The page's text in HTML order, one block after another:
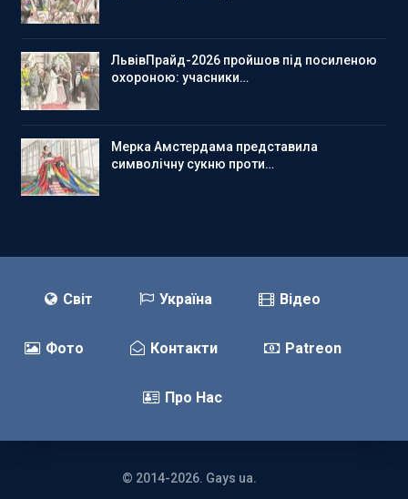
ЛьвівПрайд-2026 пройшов під посиленою
охороною: учасники…
Мерка Амстердама представила
символічну сукню проти…
Світ Україна Відео
Фото Контакти Patreon
Про Нас
© 2014-2026. Gays ua.